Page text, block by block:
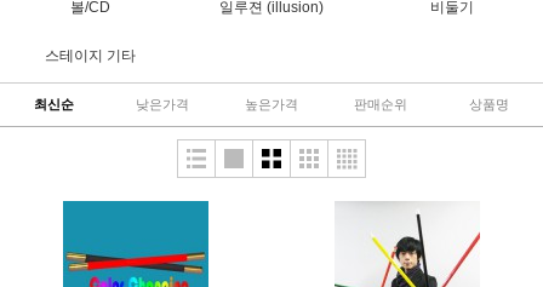
볼/CD 일루젼 (illusion) 비둘기
스테이지 기타
최신순 낮은가격 높은가격 판매순위 상품명